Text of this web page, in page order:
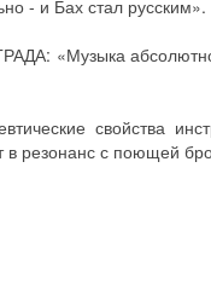
- и Бах стал русским».
«Музыка абсолютно
свойства
в резонанс с поющей